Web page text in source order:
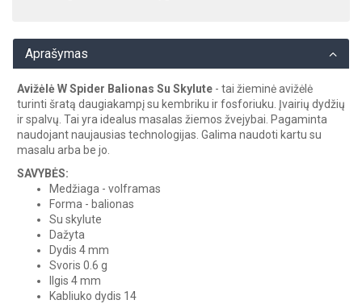
Aprašymas
Avižėlė W Spider Balionas Su Skylute - tai žieminė avižėlė
turinti šratą daugiakampį su kembriku ir fosforiuku. Įvairių dydžių
ir spalvų. Tai yra idealus masalas žiemos žvejybai. Pagaminta
naudojant naujausias technologijas. Galima naudoti kartu su
masalu arba be jo.
SAVYBĖS:
Medžiaga - volframas
Forma - balionas
Su skylute
Dažyta
Dydis 4 mm
Svoris 0.6 g
Ilgis 4 mm
Kabliuko dydis 14